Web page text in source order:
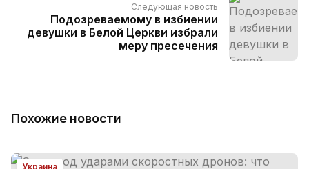
Следующая новость
Подозреваемому в избиении
девушки в Белой Церкви избрали
меру пресечения
Похожие новости
Украина